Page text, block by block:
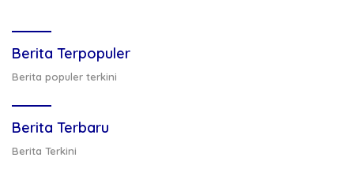
Berita Terpopuler
Berita populer terkini
Berita Terbaru
Berita Terkini